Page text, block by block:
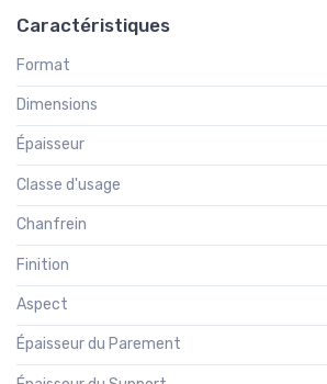
Caractéristiques
Format
Dimensions
Épaisseur
Classe d'usage
Chanfrein
Finition
Aspect
Épaisseur du Parement